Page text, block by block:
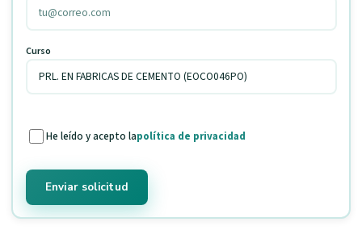
Curso
He leído y acepto lapolítica de privacidad
Enviar solicitud